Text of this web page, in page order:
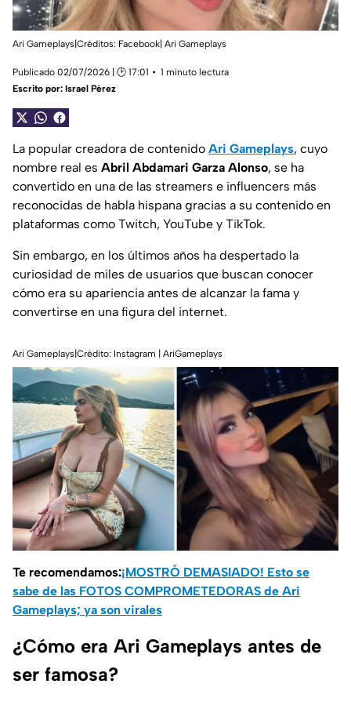
Ari Gameplays|Créditos: Facebook| Ari Gameplays
Publicado 02/07/2026 | 🕑 17:01
1 minuto lectura
Escrito por: Israel Pérez
La popular creadora de contenido Ari Gameplays, cuyo
nombre real es Abril Abdamari Garza Alonso, se ha
convertido en una de las streamers e influencers más
reconocidas de habla hispana gracias a su contenido en
plataformas como Twitch, YouTube y TikTok.
Sin embargo, en los últimos años ha despertado la
curiosidad de miles de usuarios que buscan conocer
cómo era su apariencia antes de alcanzar la fama y
convertirse en una figura del internet.
Ari Gameplays|Crédito: Instagram | AriGameplays
Te recomendamos:¡MOSTRÓ DEMASIADO! Esto se
sabe de las FOTOS COMPROMETEDORAS de Ari
Gameplays; ya son virales
¿Cómo era Ari Gameplays antes de
ser famosa?